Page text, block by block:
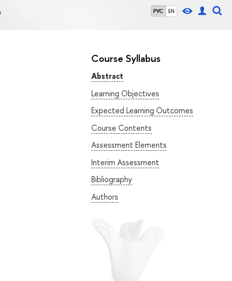
РУС EN
Course Syllabus
Abstract
Learning Objectives
Expected Learning Outcomes
Course Contents
Assessment Elements
Interim Assessment
Bibliography
Authors